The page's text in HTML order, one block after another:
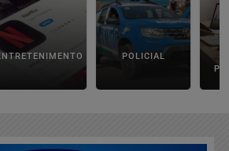
POLICIAL